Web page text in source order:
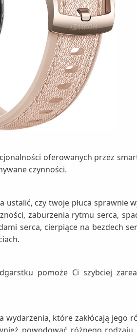
oferowanych przez
czynności.
czy twoje płuca sprawnie
zaburzenia rytmu serca,
serca, cierpiące na bezdech
pomoże Ci szybciej
które zakłócają jego